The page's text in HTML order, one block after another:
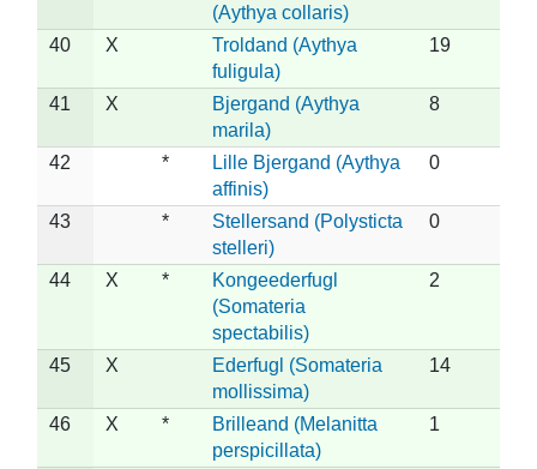
(Aythya collaris)
40 X
Troldand (Aythya
fuligula)
19
41 X
Bjergand (Aythya
marila)
8
42 *
Lille Bjergand (Aythya
affinis)
0
43 *
Stellersand (Polysticta
stelleri)
0
44 X *
Kongeederfugl
(Somateria
spectabilis)
2
45 X
Ederfugl (Somateria
mollissima)
14
46 X *
Brilleand (Melanitta
perspicillata)
1